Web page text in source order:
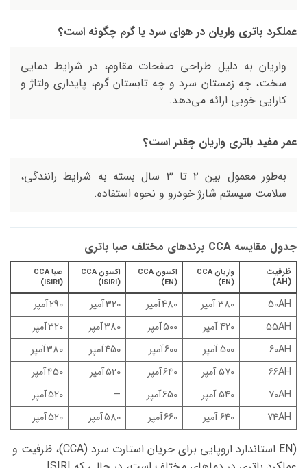
عملکرد باتری واریان در هوای سرد یا گرم چگونه است؟
واریان به دلیل طراحی صفحات مقاوم، در شرایط دمایی
سخت، چه زمستان سرد و چه تابستان گرم، پایداری ولتاژ و
کارایی خوبی ارائه می‌دهد.
عمر مفید باتری واریان چقدر است؟
به‌طور معمول بین ۲ تا ۳ سال بسته به شرایط رانندگی،
سلامت سیستم شارژ خودرو و نحوه استفاده.
جدول مقایسه CCA برند‌های مختلف صبا باتری
ظرفیت
(AH)
واریان CCA
(EN)
اکسون CCA
(EN)
اکسون CCA
(ISIRI)
صبا CCA
(ISIRI)
50AH 380 آمپر 480 آمپر 320 آمپر
290 آمپر
55AH
420 آمپر 500 آمپر 380 آمپر
320 آمپر
60AH
500 آمپر 600 آمپر 450 آمپر
380 آمپر
66AH
570 آمپر 640 آمپر 520 آمپر
450 آمپر
70AH
540 آمپر 650 آمپر —
520 آمپر
74AH
640 آمپر 660 آمپر 580 آمپر 520 آمپر
(EN استاندارد اروپایی برای جریان استارت سرد (CCA)، ظرفیت و